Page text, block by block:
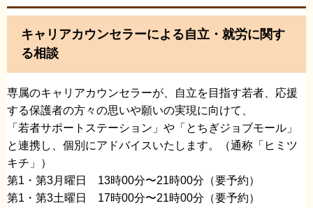
キャリアカウンセラーによる自立・就労に関す
る相談
専属のキャリアカウンセラーが、自立を目指す若者、応援
する保護者の方々の思いや願いの実現に向けて、
「若者サポートステーション」や「とちぎジョブモール」
と連携し、個別にアドバイスいたします。（通称「ヒミツ
キチ」）
第1・第3月曜日 13時00分〜21時00分（要予約）
第1・第3土曜日 17時00分〜21時00分（要予約）